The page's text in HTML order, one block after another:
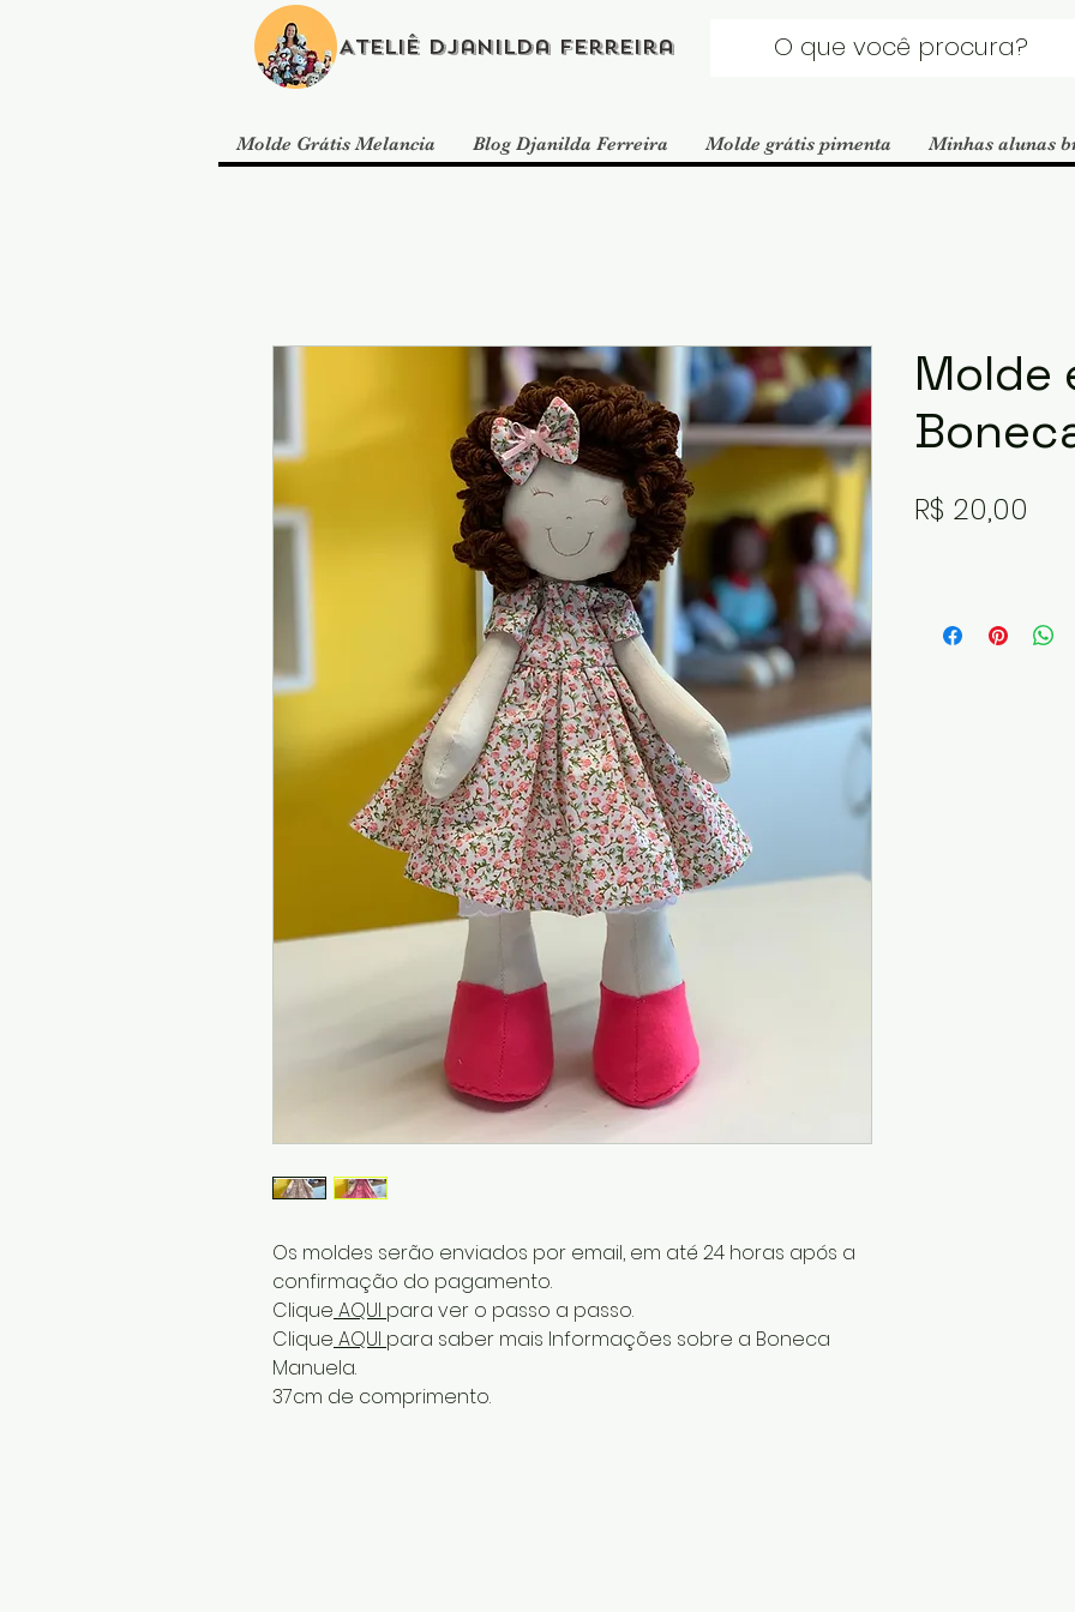
Ateliê Djanilda Ferreira
Molde Grátis Melancia Blog Djanilda Ferreira Molde grátis pimenta Minhas alunas
Os moldes serão enviados por email, em até 24 horas após a
confirmação do pagamento.
Clique AQUI para ver o passo a passo.
Clique AQUI para saber mais Informações sobre a Boneca
Manuela.
37cm de comprimento.
Molde
R$ 20,00